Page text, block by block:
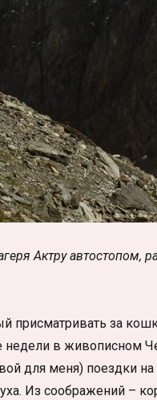
Актру автостопом,
присматривать за
недели в живописном
для меня) поездки на
Из соображений –